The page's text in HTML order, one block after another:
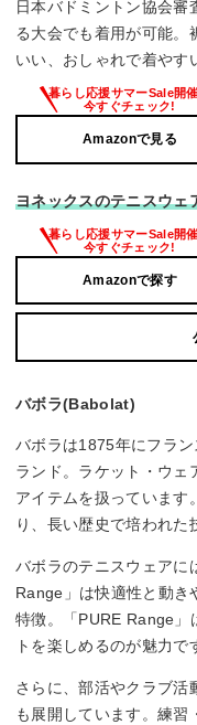
日本バドミントン協会審
る大会でも着用が可能。
いい、おしゃれで着やす
Amazonで見る
ヨネックスのテニスウェ
Amazonで探す
バボラ(Babolat)
バボラは1875年にフラ
ランド。ラケット・ウェ
アイテムを扱っています
り、長い歴史で培われた
バボラのテニスウェアに
Range」は快適性と動き
特徴。「PURE Range」
トを楽しめるのが魅力で
さらに、部活やクラブ活
も展開しています。練習